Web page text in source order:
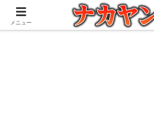
アウトドアとガジェット好きな管理
メニュー